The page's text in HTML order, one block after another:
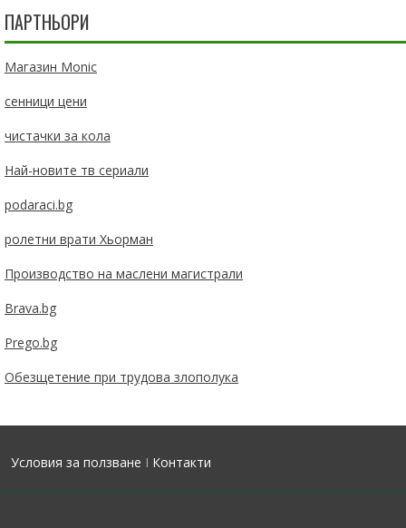
ПАРТНЬОРИ
Магазин Monic
сенници цени
чистачки за кола
Най-новите тв сериали
podaraci.bg
ролетни врати Хьорман
Производство на маслени магистрали
Brava.bg
Prego.bg
Обезщетение при трудова злополука
Условия за ползване I Контакти